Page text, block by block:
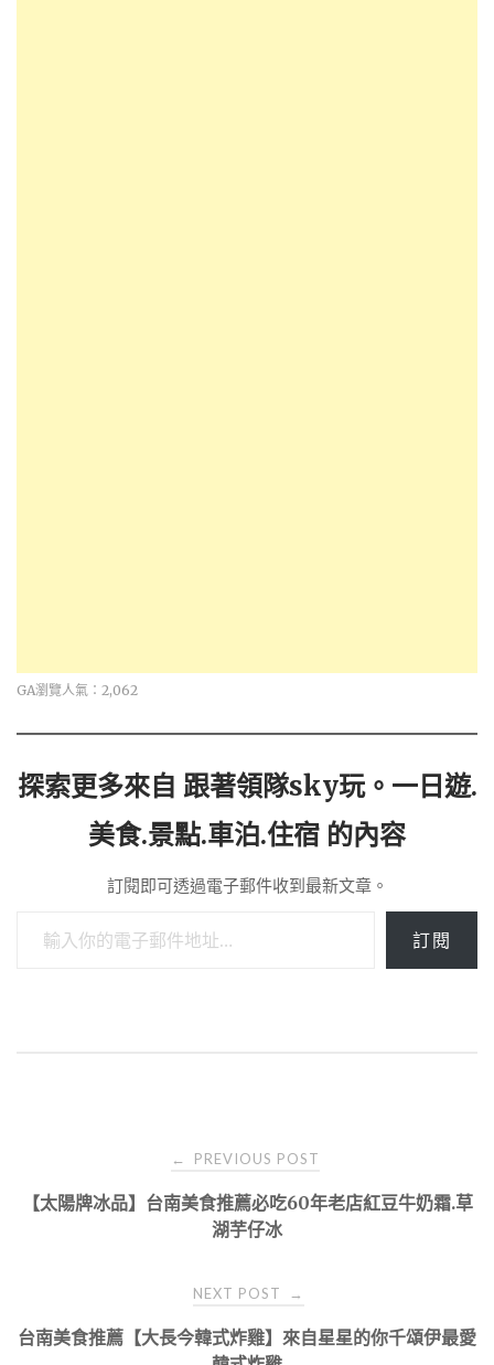
GA瀏覽人氣：2,062
探索更多來自 跟著領隊sky玩。一日遊.
美食.景點.車泊.住宿 的內容
訂閱即可透過電子郵件收到最新文章。
訂閱
navigation
← PREVIOUS POST
【太陽牌冰品】台南美食推薦必吃60年老店紅豆牛奶霜.草
湖芋仔冰
NEXT POST →
台南美食推薦【大長今韓式炸雞】來自星星的你千頌伊最愛